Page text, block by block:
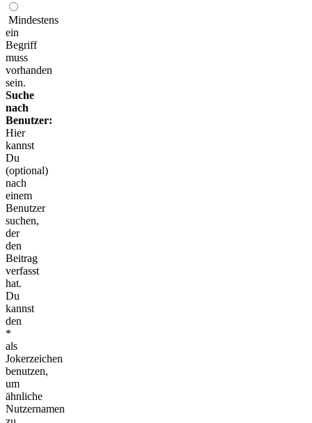
Mindestens
ein
Begriff
muss
vorhanden
sein.
Suche
nach
Benutzer:
Hier
kannst
Du
(optional)
nach
einem
Benutzer
suchen,
der
den
Beitrag
verfasst
hat.
Du
kannst
den
*
als
Jokerzeichen
benutzen,
um
ähnliche
Nutzernamen